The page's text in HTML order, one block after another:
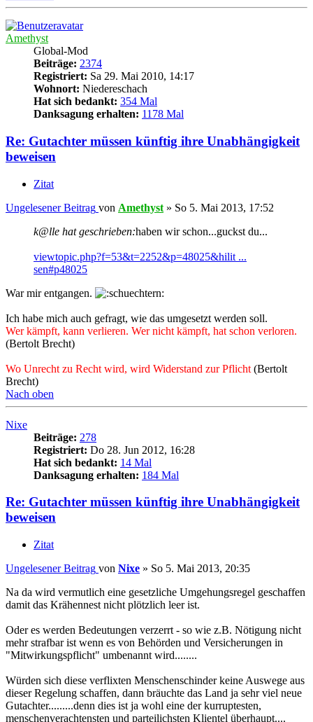
Amethyst
Global-Mod
Beiträge: 2374
Registriert: Sa 29. Mai 2010, 14:17
Wohnort: Niedereschach
Hat sich bedankt: 354 Mal
Danksagung erhalten: 1178 Mal
Re: Gutachter müssen künftig ihre Unabhängigkeit
beweisen
Zitat
Ungelesener Beitrag von Amethyst » So 5. Mai 2013, 17:52
k@lle hat geschrieben:haben wir schon...guckst du...
viewtopic.php?f=53&t=2252&p=48025&hilit ...
sen#p48025
War mir entgangen.
Ich habe mich auch gefragt, wie das umgesetzt werden soll.
Wer kämpft, kann verlieren. Wer nicht kämpft, hat schon verloren.
(Bertolt Brecht)
Wo Unrecht zu Recht wird, wird Widerstand zur Pflicht (Bertolt
Brecht)
Nach oben
Nixe
Beiträge: 278
Registriert: Do 28. Jun 2012, 16:28
Hat sich bedankt: 14 Mal
Danksagung erhalten: 184 Mal
Re: Gutachter müssen künftig ihre Unabhängigkeit
beweisen
Zitat
Ungelesener Beitrag von Nixe » So 5. Mai 2013, 20:35
Na da wird vermutlich eine gesetzliche Umgehungsregel geschaffen
damit das Krähennest nicht plötzlich leer ist.
Oder es werden Bedeutungen verzerrt - so wie z.B. Nötigung nicht
mehr strafbar ist wenn es von Behörden und Versicherungen in
"Mitwirkungspflicht" umbenannt wird........
Würden sich diese verflixten Menschenschinder keine Auswege aus
dieser Regelung schaffen, dann bräuchte das Land ja sehr viel neue
Gutachter.........denn dies ist ja wohl eine der kurruptesten,
menschenverachtensten und parteilichsten Klientel überhaupt....